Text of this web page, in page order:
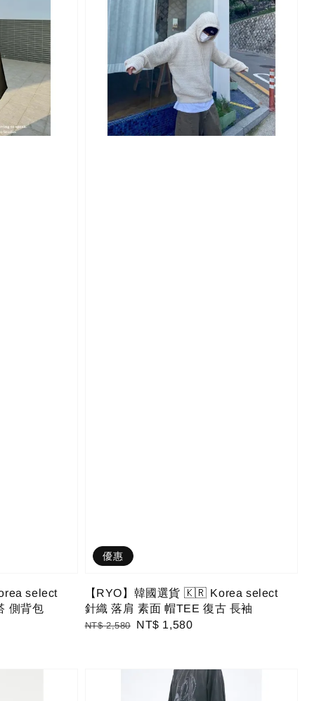
select
側背包
優惠
【RYO】韓國選貨 🇰🇷 Korea select
針織 落肩 素面 帽TEE 復古 長袖
Regular
NT$ 2,580
Sale
NT$ 1,580